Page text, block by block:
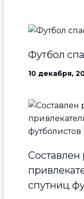
Футбол
10 декабря,
Составлен
спутниц